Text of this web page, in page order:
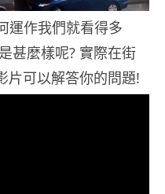
運作我們就看得多
甚麼樣呢? 實際在街
片可以解答你的問題!